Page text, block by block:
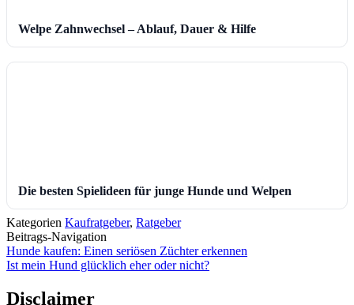
Welpe Zahnwechsel – Ablauf, Dauer & Hilfe
Die besten Spielideen für junge Hunde und Welpen
Kategorien Kaufratgeber, Ratgeber
Beitrags-Navigation
Hunde kaufen: Einen seriösen Züchter erkennen
Ist mein Hund glücklich eher oder nicht?
Disclaimer